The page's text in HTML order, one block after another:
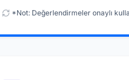
*Not: Değerlendirmeler onaylı